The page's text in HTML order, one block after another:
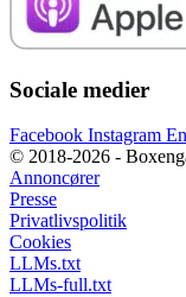
Sociale medier
Facebook Instagram
© 2018-2026 -
Annoncører
Presse
Privatlivspolitik
Cookies
LLMs.txt
LLMs-full.txt